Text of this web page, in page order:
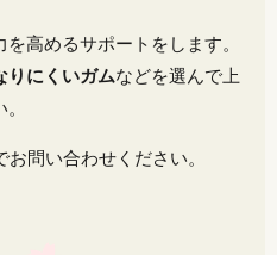
高めるサポートをします。
りにくいガムなどを選んで上
問い合わせください。